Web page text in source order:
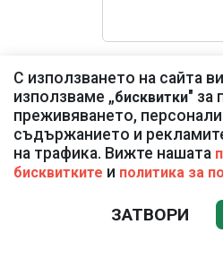
С използването на сайта
използваме „бисквитки" за
преживяването,
съдържанието и
на трафика. Вижте нашата
бисквитките и политика за
ЗАТВОРИ